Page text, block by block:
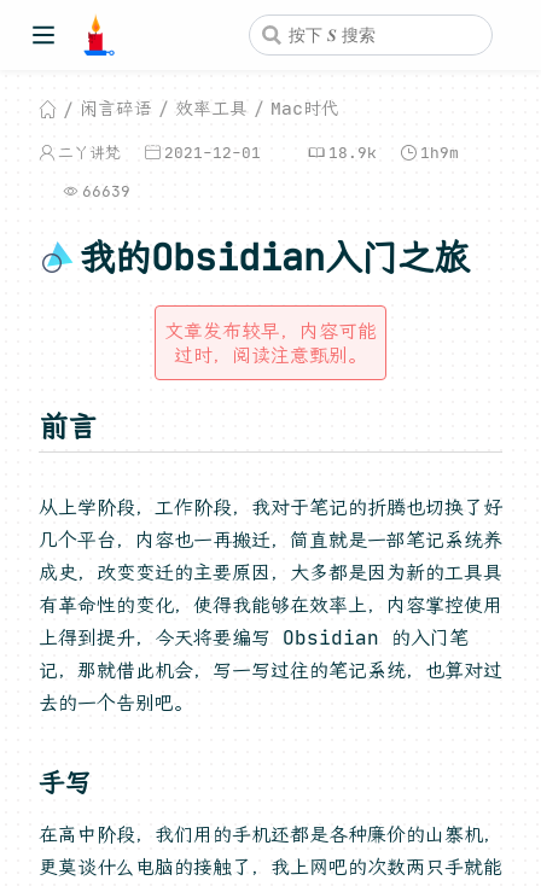
闲言碎语 效率工具 Mac时代
二丫讲梵 2021-12-01 18.9k 1h9m
66639
我的Obsidian入门之旅
文章发布较早，内容可能
过时，阅读注意甄别。
前言
从上学阶段，工作阶段，我对于笔记的折腾也切换了好
几个平台，内容也一再搬迁，简直就是一部笔记系统养
成史，改变变迁的主要原因，大多都是因为新的工具具
有革命性的变化，使得我能够在效率上，内容掌控使用
上得到提升，今天将要编写 Obsidian 的入门笔
记，那就借此机会，写一写过往的笔记系统，也算对过
去的一个告别吧。
手写
在高中阶段，我们用的手机还都是各种廉价的山寨机，
更莫谈什么电脑的接触了，我上网吧的次数两只手就能